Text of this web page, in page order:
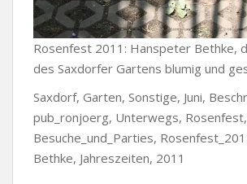
Rosenfest 2011: Hanspeter Bethke,
des Saxdorfer Gartens blumig und
Saxdorf, Garten, Sonstige, Juni,
pub_ronjoerg, Unterwegs, Rosenfest,
Besuche_und_Parties,
Bethke, Jahreszeiten, 2011